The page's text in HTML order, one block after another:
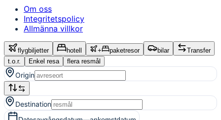
Om oss
Integritetspolicy
Allmänna villkor
flygbiljetter hotell + paketresor bilar
Transfer
t.o.r.
Enkel resa flera resmål
Origin
Destination